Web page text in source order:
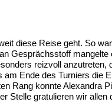
diese Reise geht. So
reizvoll
Ende des Turniers
Rang konnte Alexandra
Stelle gratulieren wir allen